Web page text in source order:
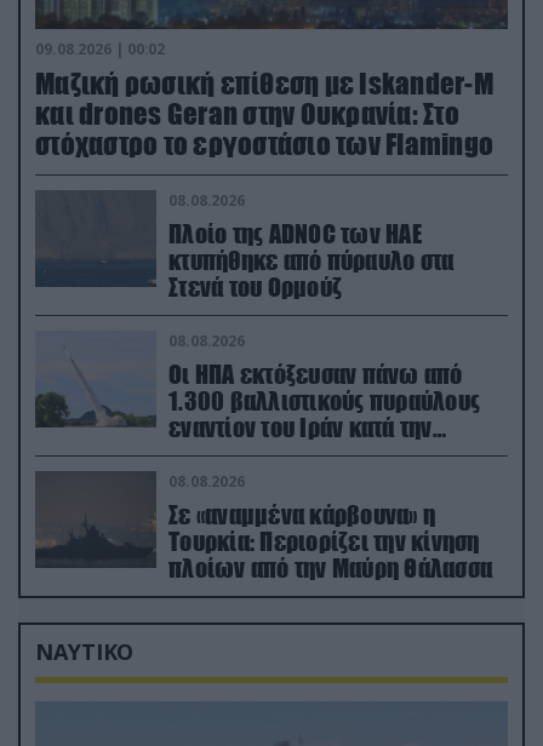
09.08.2026 | 00:02
Μαζική ρωσική επίθεση με Iskander-M
και drones Geran στην Ουκρανία: Στο
στόχαστρο το εργοστάσιο των Flamingo
08.08.2026
Πλοίο της ADNOC των ΗΑΕ
κτυπήθηκε από πύραυλο στα
Στενά του Ορμούζ
08.08.2026
Οι ΗΠΑ εκτόξευσαν πάνω από
1.300 βαλλιστικούς πυραύλους
εναντίον του Ιράν κατά την
διάρκεια του πολέμου
08.08.2026
Σε «αναμμένα κάρβουνα» η
Τουρκία: Περιορίζει την κίνηση
πλοίων από την Μαύρη Θάλασσα
ΝΑΥΤΙΚΟ